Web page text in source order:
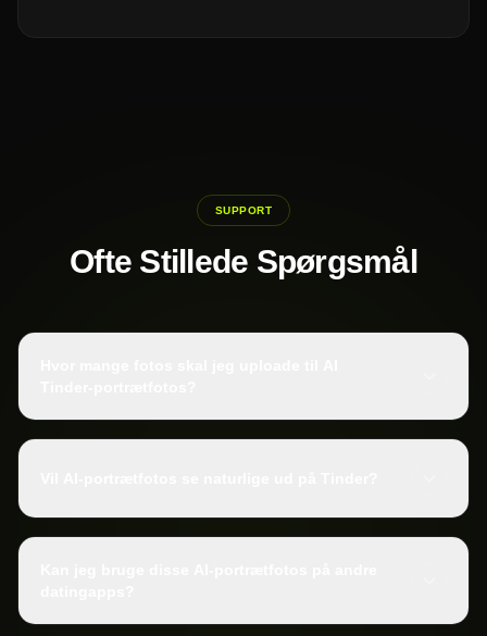
SUPPORT
Ofte Stillede Spørgsmål